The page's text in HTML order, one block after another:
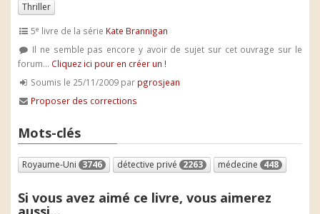
Thriller
5e livre de la série Kate Brannigan
Il ne semble pas encore y avoir de sujet sur cet ouvrage sur le
forum... Cliquez ici pour en créer un !
Soumis le 25/11/2009 par pgrosjean
Proposer des corrections
Mots-clés
Royaume-Uni 3746 détective privé 2263 médecine 448
Si vous avez aimé ce livre, vous aimerez